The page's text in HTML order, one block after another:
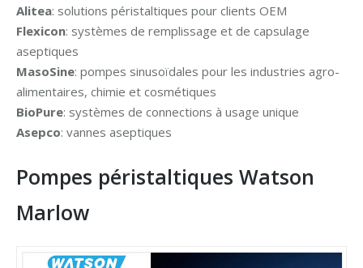
Alitea: solutions péristaltiques pour clients OEM
Flexicon: systèmes de remplissage et de capsulage
aseptiques
MasoSine: pompes sinusoïdales pour les industries agro-
alimentaires, chimie et cosmétiques
BioPure: systèmes de connections à usage unique
Asepco: vannes aseptiques
Pompes péristaltiques Watson
Marlow